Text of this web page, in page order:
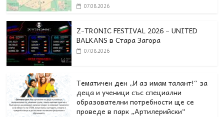
07.08.2026
Z-TRONIC FESTIVAL 2026 – UNITED
BALKANS в Стара Загора
07.08.2026
Тематичен ден „И аз имам талант!“ за
деца и ученици със специални
образователни потребности ще се
проведе в парк „Артилерийски“